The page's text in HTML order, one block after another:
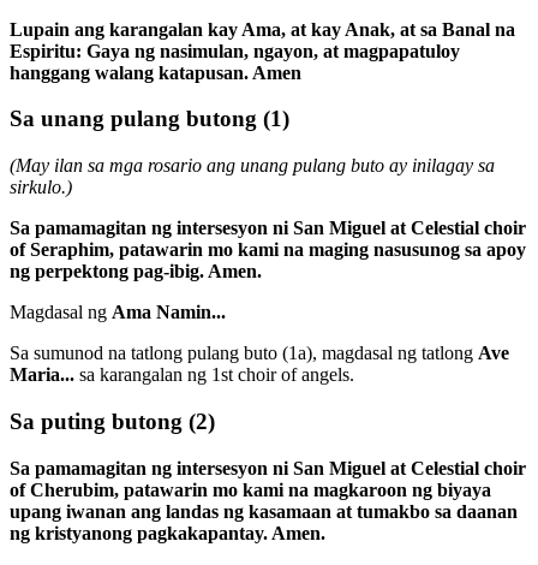
Lupain ang karangalan kay Ama, at kay Anak, at sa Banal na
Espiritu: Gaya ng nasimulan, ngayon, at magpapatuloy
hanggang walang katapusan. Amen
Sa unang pulang butong (1)
(May ilan sa mga rosario ang unang pulang buto ay inilagay sa
sirkulo.)
Sa pamamagitan ng intersesyon ni San Miguel at Celestial choir
of Seraphim, patawarin mo kami na maging nasusunog sa apoy
ng perpektong pag-ibig. Amen.
Magdasal ng Ama Namin...
Sa sumunod na tatlong pulang buto (1a), magdasal ng tatlong Ave
Maria... sa karangalan ng 1st choir of angels.
Sa puting butong (2)
Sa pamamagitan ng intersesyon ni San Miguel at Celestial choir
of Cherubim, patawarin mo kami na magkaroon ng biyaya
upang iwanan ang landas ng kasamaan at tumakbo sa daanan
ng kristyanong pagkakapantay. Amen.